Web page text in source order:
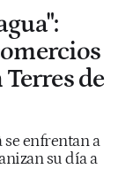
de
enfrentan a
su día a